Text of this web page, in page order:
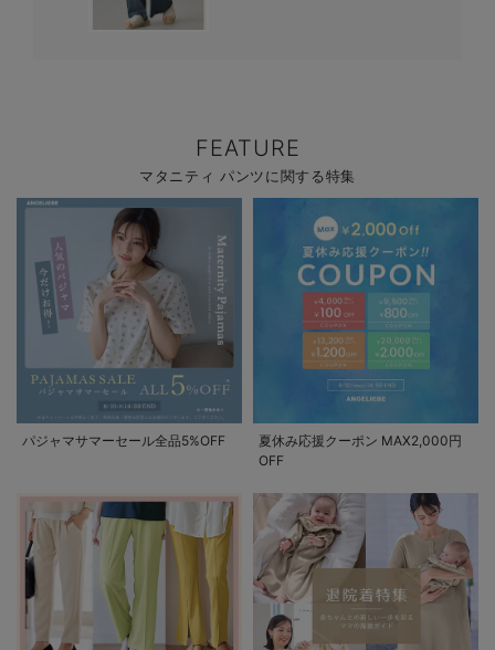
FEATURE
マタニティ パンツに関する特集
パジャマサマーセール全品5%OFF
夏休み応援クーポン MAX2,000円
OFF